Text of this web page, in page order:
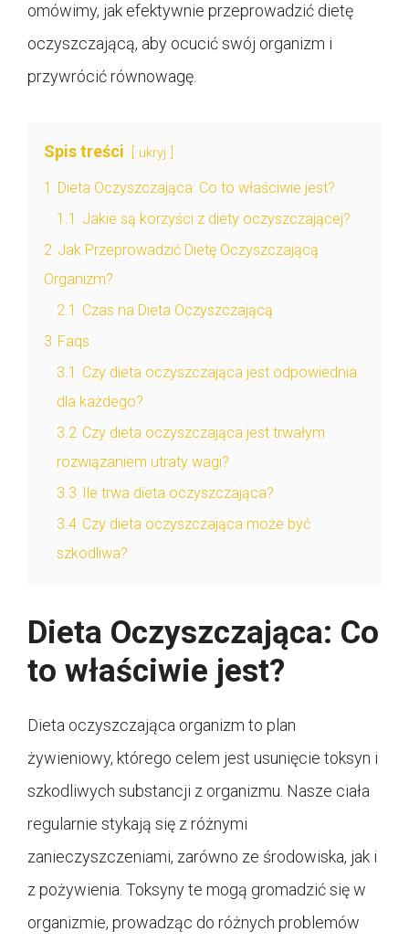
omówimy, jak efektywnie przeprowadzić dietę
oczyszczającą, aby ocucić swój organizm i
przywrócić równowagę.
Spis treści ukryj
1
Dieta Oczyszczająca: Co to właściwie jest?
1.1 Jakie są korzyści z diety oczyszczającej?
2 Jak Przeprowadzić Dietę Oczyszczającą
Organizm?
2.1 Czas na Dieta Oczyszczającą
3 Faqs
3.1 Czy dieta oczyszczająca jest odpowiednia
dla każdego?
3.2 Czy dieta oczyszczająca jest trwałym
rozwiązaniem utraty wagi?
3.3
Ile trwa dieta oczyszczająca?
3.4 Czy dieta oczyszczająca może być
szkodliwa?
Dieta Oczyszczająca: Co
to właściwie jest?
Dieta oczyszczająca organizm to plan
żywieniowy, którego celem jest usunięcie toksyn i
szkodliwych substancji z organizmu. Nasze ciała
regularnie stykają się z różnymi
zanieczyszczeniami, zarówno ze środowiska, jak i
z pożywienia. Toksyny te mogą gromadzić się w
organizmie, prowadząc do różnych problemów